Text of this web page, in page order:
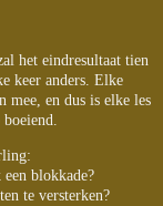
het eindresultaat tien
keer anders. Elke
mee, en dus is elke les
blokkade?
te versterken?